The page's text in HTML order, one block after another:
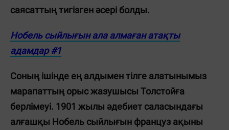
саясаттың тигізген әсері болды.
Нобель сыйлығын ала алмаған атақты
адамдар #1
Соның ішінде ең алдымен тілге алатынымыз
марапаттың орыс жазушысы Толстойға
берлімеуі. 1901 жылы әдебиет саласындағы
алғашқы Нобель сыйлығын француз ақыны